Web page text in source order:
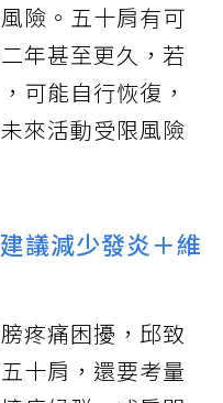
險。五十肩有可
年甚至更久，若
可能自行恢復，
來活動受限風險
議減少發炎＋維
疼痛困擾，邱致
十肩，還要考量